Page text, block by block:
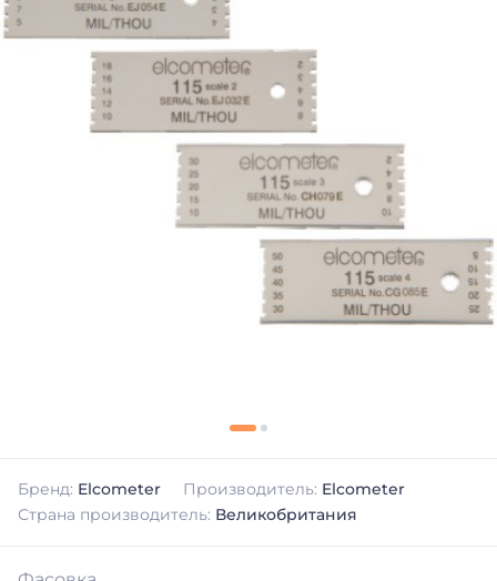
Бренд: Elcometer Производитель: Elcometer
Страна производитель: Великобритания